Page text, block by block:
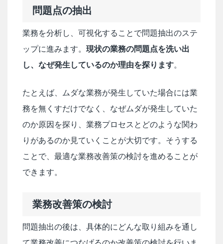
問題点の抽出
業務を分析し、可視化することで問題抽出のステ
ップに進みます。 現状の業務の問題点を洗い出
し、なぜ発生しているのか理由を探ります。
たとえば、ムダな業務が発生していた場合には業
務を無くすだけでなく、なぜムダが発生していた
のか原因を探り、業務プロセスとどのような関わ
りがあるのか見ていくことが大切です。そうする
ことで、最適な業務改善策の検討を進めることが
できます。
業務改善策の検討
問題抽出の後は、具体的にどんな取り組みを通し